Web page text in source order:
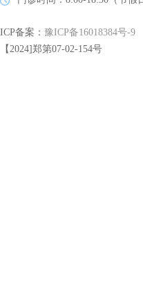
ICP备案： 豫ICP备16018384号-9
【2024]郑第07-02-154号